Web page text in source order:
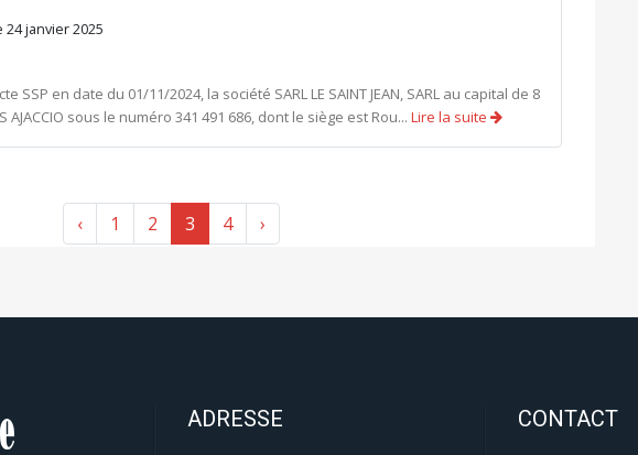
24 janvier 2025
SSP en date du 01/11/2024, la société SARL LE SAINT JEAN, SARL au capital de 8
AJACCIO sous le numéro 341 491 686, dont le siège est Rou... Lire la suite
‹ 1 2 3 4 ›
ADRESSE CONTACT